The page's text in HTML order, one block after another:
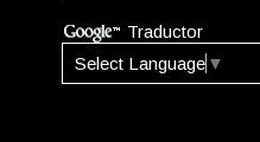
Traductor
Select Language ▼